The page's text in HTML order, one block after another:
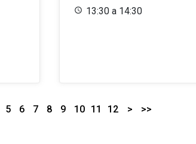
13:30 a 14:30
5 6 7 8 9 10 11 12 > >>